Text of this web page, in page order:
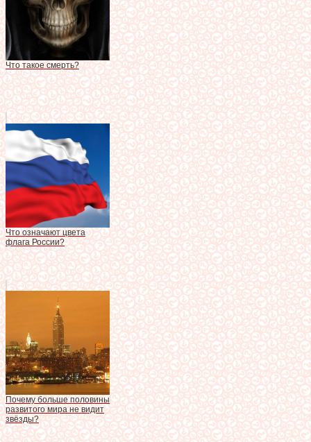
Что такое смерть?
Что означают цвета
флага России?
Почему больше половины
развитого мира не видит
звёзды?